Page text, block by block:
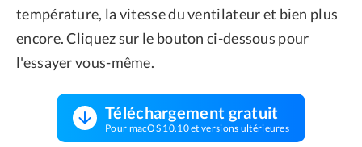
température, la vitesse du ventilateur et bien plus
encore. Cliquez sur le bouton ci-dessous pour
l'essayer vous-même.
Téléchargement gratuit
Pour macOS 10.10 et versions ultérieures